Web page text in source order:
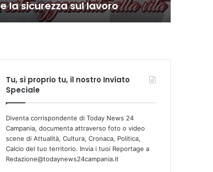
e la sicurezza sul lavoro
Tu, si proprio tu, il nostro Inviato
Speciale
Diventa corrispondente di Today News 24
Campania, documenta attraverso foto o video
scene di Attualità, Cultura, Cronaca, Politica,
Calcio del tuo territorio. Invia i tuoi Reportage a
Redazione@todaynews24campania.it